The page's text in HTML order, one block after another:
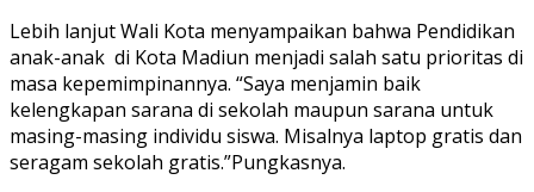
Lebih lanjut Wali Kota menyampaikan bahwa Pendidikan
anak-anak di Kota Madiun menjadi salah satu prioritas di
masa kepemimpinannya. “Saya menjamin baik
kelengkapan sarana di sekolah maupun sarana untuk
masing-masing individu siswa. Misalnya laptop gratis dan
seragam sekolah gratis.”Pungkasnya.